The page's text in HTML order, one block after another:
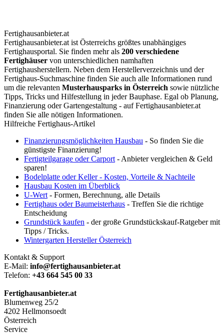
Fertighausanbieter.at
Fertighausanbieter.at ist Österreichs größtes unabhängiges
Fertighausportal. Sie finden mehr als 200 verschiedene
Fertighäuser von unterschiedlichen namhaften
Fertighausherstellern. Neben dem Herstellerverzeichnis und der
Fertighaus-Suchmaschine finden Sie auch alle Informationen rund
um die relevanten Musterhausparks in Österreich sowie nützliche
Tipps, Tricks und Hilfestellung in jeder Bauphase. Egal ob Planung,
Finanzierung oder Gartengestaltung - auf Fertighausanbieter.at
finden Sie alle nötigen Informationen.
Hilfreiche Fertighaus-Artikel
Finanzierungsmöglichkeiten Hausbau - So finden Sie die
günstigste Finanzierung!
Fertigteilgarage oder Carport - Anbieter vergleichen & Geld
sparen!
Bodelplatte oder Keller - Kosten, Vorteile & Nachteile
Hausbau Kosten im Überblick
U-Wert - Formen, Berechnung, alle Details
Fertighaus oder Baumeisterhaus - Treffen Sie die richtige
Entscheidung
Grundstück kaufen - der große Grundstückskauf-Ratgeber mit
Tipps / Tricks.
Wintergarten Hersteller Österreich
Kontakt & Support
E-Mail: info@fertighausanbieter.at
Telefon: +43 664 545 00 33
Fertighausanbieter.at
Blumenweg 25/2
4202 Hellmonsoedt
Österreich
Service